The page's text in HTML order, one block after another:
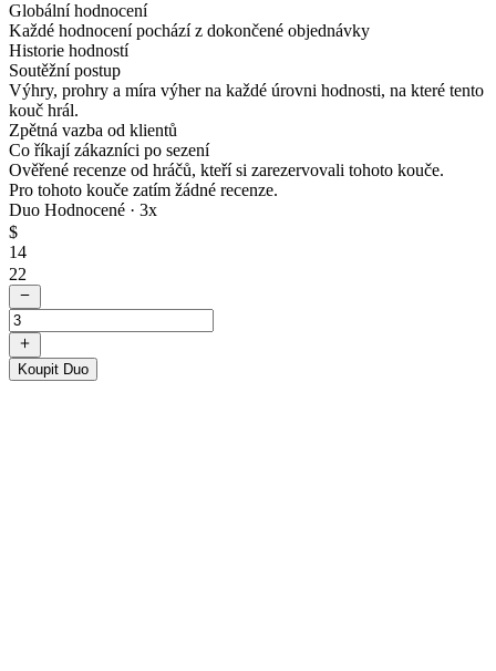
Globální hodnocení
Každé hodnocení pochází z dokončené objednávky
Historie hodností
Soutěžní postup
Výhry, prohry a míra výher na každé úrovni hodnosti, na které tento
kouč hrál.
Zpětná vazba od klientů
Co říkají zákazníci po sezení
Ověřené recenze od hráčů, kteří si zarezervovali tohoto kouče.
Pro tohoto kouče zatím žádné recenze.
Duo Hodnocené · 3x
$
14
22
Koupit Duo